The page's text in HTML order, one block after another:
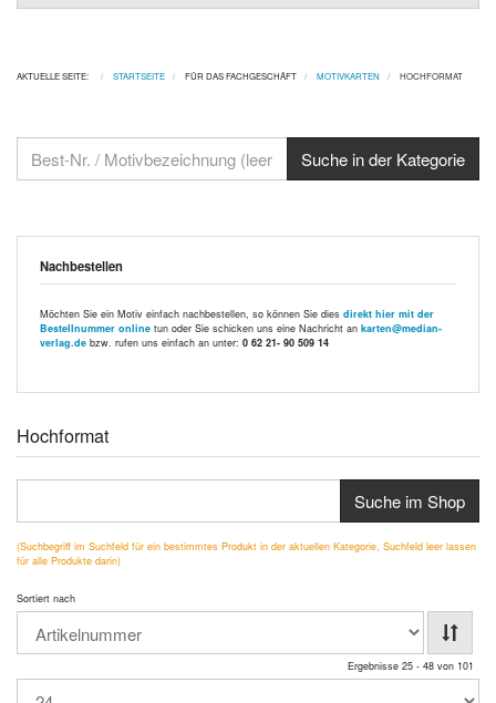
AKTUELLE SEITE: STARTSEITE FÜR DAS FACHGESCHÄFT MOTIVKARTEN HOCHFORMAT
Nachbestellen
Möchten Sie ein Motiv einfach nachbestellen, so können Sie dies direkt hier mit der
Bestellnummer online tun oder Sie schicken uns eine Nachricht an karten@median-
verlag.de bzw. rufen uns einfach an unter: 0 62 21- 90 509 14
Hochformat
Suche im Shop
(Suchbegriff im Suchfeld für ein bestimmtes Produkt in der aktuellen Kategorie, Suchfeld leer lassen
für alle Produkte darin)
Sortiert nach
Ergebnisse 25 - 48 von 101